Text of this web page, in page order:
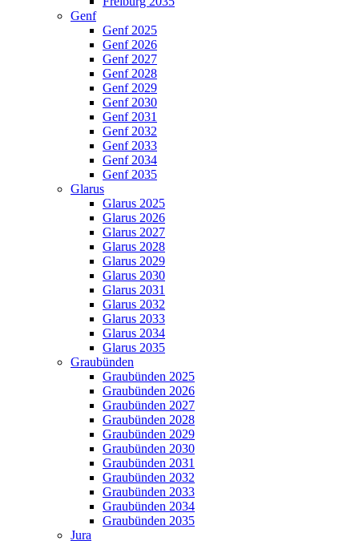
Genf
Genf 2025
Genf 2026
Genf 2027
Genf 2028
Genf 2029
Genf 2030
Genf 2031
Genf 2032
Genf 2033
Genf 2034
Genf 2035
Glarus
Glarus 2025
Glarus 2026
Glarus 2027
Glarus 2028
Glarus 2029
Glarus 2030
Glarus 2031
Glarus 2032
Glarus 2033
Glarus 2034
Glarus 2035
Graubünden
Graubünden 2025
Graubünden 2026
Graubünden 2027
Graubünden 2028
Graubünden 2029
Graubünden 2030
Graubünden 2031
Graubünden 2032
Graubünden 2033
Graubünden 2034
Graubünden 2035
Jura